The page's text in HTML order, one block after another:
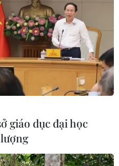
đã kiểm tra khu nhà ga
khi nhà lãnh đạo Kim
này của Nga.
giáo dục đại học